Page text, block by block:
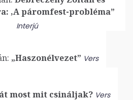
,A páromfest-probléma”
Interjú
„Haszonélvezet” Vers
most mit csináljak? Vers